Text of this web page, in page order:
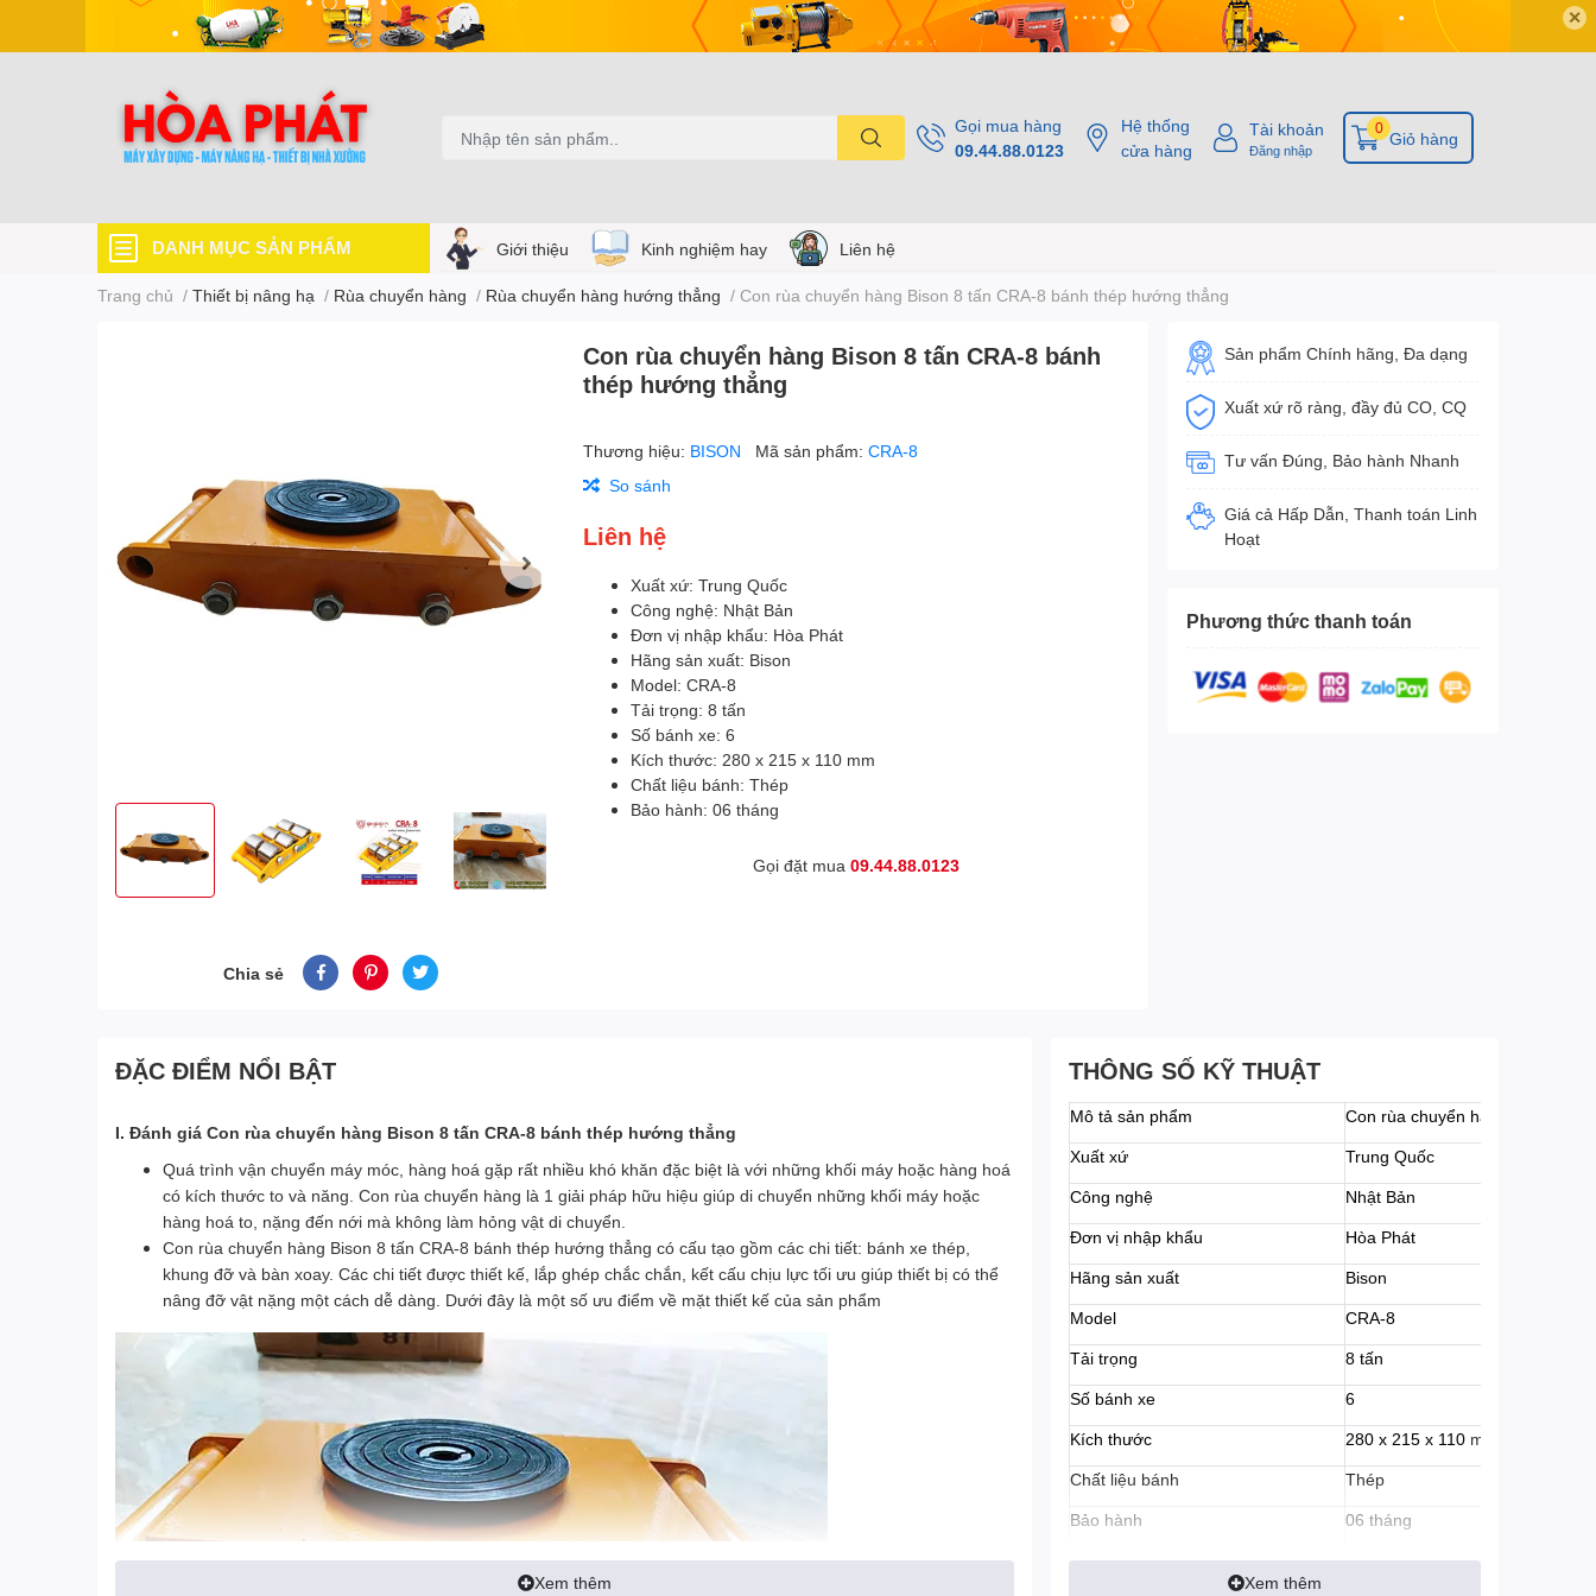
✕
Gọi mua hàng
09.44.88.0123
Hệ thống
cửa hàng
Tài khoản
Đăng nhập
Giỏ hàng
0
DANH MỤC SẢN PHẨM Giới thiệu Kinh nghiệm hay Liên hệ
Trang chủ / Thiết bị nâng hạ / Rùa chuyển hàng / Rùa chuyển hàng hướng thẳng / Con rùa chuyển hàng Bison 8 tấn CRA-8 bánh thép hướng thẳng
Chia sẻ
Con rùa chuyển hàng Bison 8 tấn CRA-8 bánh
thép hướng thẳng
Thương hiệu: BISON Mã sản phẩm:CRA-8
So sánh
Liên hệ
Xuất xứ: Trung Quốc
Công nghệ: Nhật Bản
Đơn vị nhập khẩu: Hòa Phát
Hãng sản xuất: Bison
Model: CRA-8
Tải trọng: 8 tấn
Số bánh xe: 6
Kích thước: 280 x 215 x 110 mm
Chất liệu bánh: Thép
Bảo hành: 06 tháng
Gọi đặt mua09.44.88.0123
Sản phẩm Chính hãng, Đa dạng
Xuất xứ rõ ràng, đầy đủ CO, CQ
Tư vấn Đúng, Bảo hành Nhanh
Giá cả Hấp Dẫn, Thanh toán Linh
Hoạt
Phương thức thanh toán
ĐẶC ĐIỂM NỔI BẬT
I. Đánh giá Con rùa chuyển hàng Bison 8 tấn CRA-8 bánh thép hướng thẳng
Quá trình vận chuyển máy móc, hàng hoá gặp rất nhiều khó khăn đặc biệt là với những khối máy hoặc hàng hoá
có kích thước to và năng. Con rùa chuyển hàng là 1 giải pháp hữu hiệu giúp di chuyển những khối máy hoặc
hàng hoá to, nặng đến nới mà không làm hỏng vật di chuyển.
Con rùa chuyển hàng Bison 8 tấn CRA-8 bánh thép hướng thẳng có cấu tạo gồm các chi tiết: bánh xe thép,
khung đỡ và bàn xoay. Các chi tiết được thiết kế, lắp ghép chắc chắn, kết cấu chịu lực tối ưu giúp thiết bị có thể
nâng đỡ vật nặng một cách dễ dàng. Dưới đây là một số ưu điểm về mặt thiết kế của sản phẩm
Xem thêm
THÔNG SỐ KỸ THUẬT
Mô tả sản phẩm Con rùa chuyển hàng
Xuất xứ Trung Quốc
Công nghệ Nhật Bản
Đơn vị nhập khẩu Hòa Phát
Hãng sản xuất Bison
Model CRA-8
Tải trọng 8 tấn
Số bánh xe 6
Kích thước 280 x 215 x 110mm
Chất liệu bánh Thép
Bảo hành 06 tháng
Xem thêm